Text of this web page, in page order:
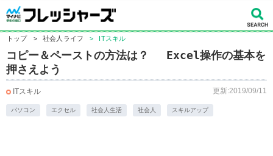
トップ > 社会人ライフ > ITスキル
コピー＆ペーストの方法は？ Excel操作の基本を
押さえよう
ITスキル 更新:2019/09/11
パソコン エクセル 社会人生活 社会人 スキルアップ